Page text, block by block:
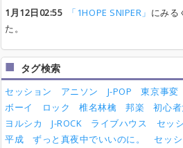
1月12日02:55
「1HOPE SNIPER」 にみる
た。
タグ検索
セッション アニソン J-POP 東京事変
ボーイ
ロック 椎名林檎 邦楽 初心
ヨルシカ
J-ROCK ライブハウス セッ
平成
ずっと真夜中でいいのに。 セッ